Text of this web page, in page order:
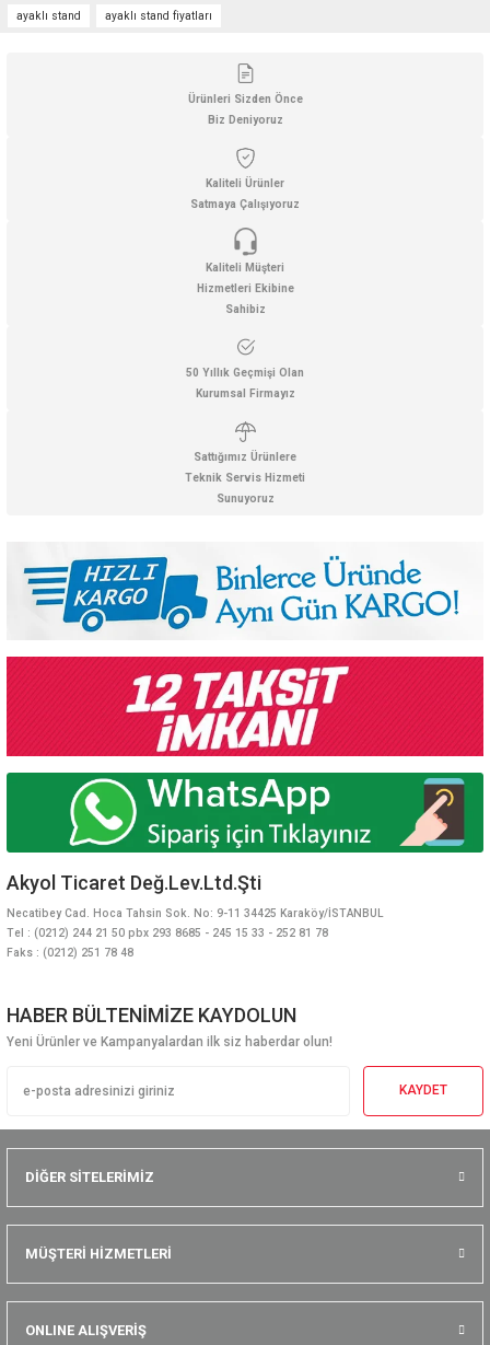
Ürün açıklamasında eksik bilgiler bulunuyor.
Ürün bilgilerinde hatalar bulunuyor.
Ürün fiyatı diğer sitelerden daha pahalı.
Bu ürüne benzer farklı alternatifler olmalı.
Gönder
ayaklı stand ayaklı stand fiyatları
Ürünleri Sizden Önce
Biz Deniyoruz
Kaliteli Ürünler
Satmaya Çalışıyoruz
Kaliteli Müşteri
Hizmetleri Ekibine
Sahibiz
50 Yıllık Geçmişi Olan
Kurumsal Firmayız
Sattığımız Ürünlere
Teknik Servis Hizmeti
Sunuyoruz
Akyol Ticaret Değ.Lev.Ltd.Şti
Necatibey Cad. Hoca Tahsin Sok. No: 9-11 34425 Karaköy/İSTANBUL
Tel : (0212) 244 21 50 pbx 293 8685 - 245 15 33 - 252 81 78
Faks : (0212) 251 78 48
HABER BÜLTENİMİZE KAYDOLUN
Yeni Ürünler ve Kampanyalardan ilk siz haberdar olun!
KAYDET
DİĞER SİTELERİMİZ
MÜŞTERİ HİZMETLERİ
ONLINE ALIŞVERİŞ